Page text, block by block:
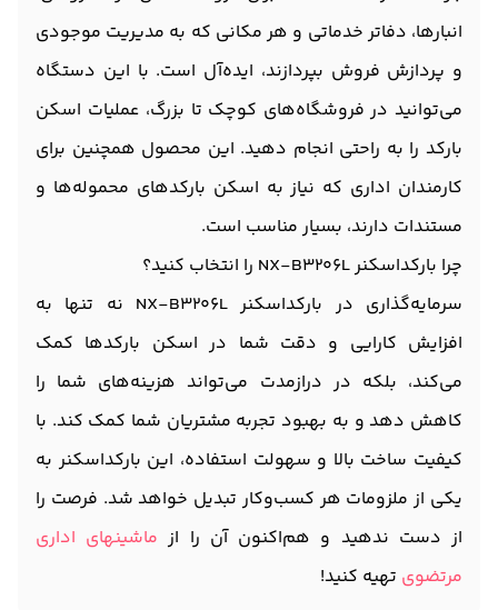
انبارها، دفاتر خدماتی و هر مکانی که به مدیریت موجودی
و پردازش فروش بپردازند، ایده‌آل است. با این دستگاه
می‌توانید در فروشگاه‌های کوچک تا بزرگ، عملیات اسکن
بارکد را به راحتی انجام دهید. این محصول همچنین برای
کارمندان اداری که نیاز به اسکن بارکدهای محموله‌ها و
مستندات دارند، بسیار مناسب است.
چرا بارکداسکنر NX-B3206L را انتخاب کنید؟
سرمایه‌گذاری در بارکداسکنر NX-B3206L نه تنها به
افزایش کارایی و دقت شما در اسکن بارکدها کمک
می‌کند، بلکه در درازمدت می‌تواند هزینه‌های شما را
کاهش دهد و به بهبود تجربه مشتریان شما کمک کند. با
کیفیت ساخت بالا و سهولت استفاده، این بارکداسکنر به
یکی از ملزومات هر کسب‌وکار تبدیل خواهد شد. فرصت را
از دست ندهید و هم‌اکنون آن را از ماشینهای اداری
مرتضوی تهیه کنید!